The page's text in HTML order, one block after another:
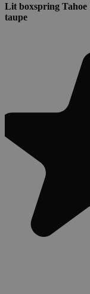
Lit boxspring Tahoe
taupe